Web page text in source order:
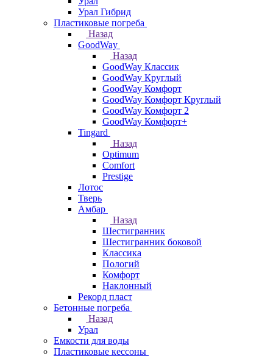
Урал Гибрид
Пластиковые погреба
Назад
GoodWay
Назад
GoodWay Классик
GoodWay Круглый
GoodWay Комфорт
GoodWay Комфорт Круглый
GoodWay Комфорт 2
GoodWay Комфорт+
Tingard
Назад
Optimum
Comfort
Prestige
Лотос
Тверь
Амбар
Назад
Шестигранник
Шестигранник боковой
Классика
Пологий
Комфорт
Наклонный
Рекорд пласт
Бетонные погреба
Назад
Урал
Емкости для воды
Пластиковые кессоны